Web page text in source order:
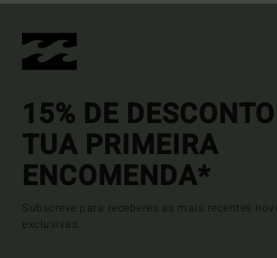
15% DE
TUA PRIMEIRA
ENCOMENDA*
Subscreve para receberes as mais recentes
exclusivas.